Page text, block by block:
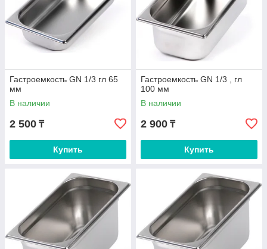
Гастроемкость GN 1/3 гл 65
мм
В наличии
2 500 ₸
Купить
Гастроемкость GN 1/3 , гл
100 мм
В наличии
2 900 ₸
Купить